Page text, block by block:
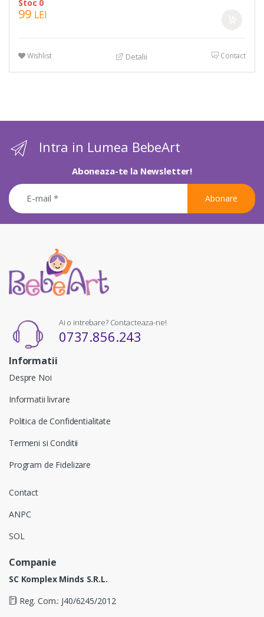
Stoc 0
99 LEI
Wishlist Detalii Contact
Intra in Lumea BebeArt
Aboneaza-te la Newsletter!
Abonare
Ai o intrebare? Contacteaza-ne!
0737.856.243
Informatii
Despre Noi
Informatii livrare
Politica de Confidentialitate
Termeni si Conditii
Program de Fidelizare
Contact
ANPC
SOL
Companie
SC Komplex Minds S.R.L.
Reg. Com.: J40/6245/2012